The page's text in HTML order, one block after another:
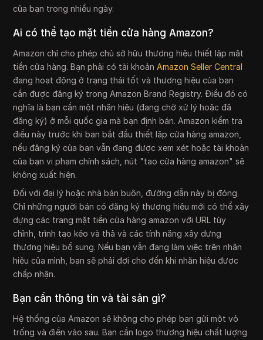
của bạn trong nhiều ngày.
Ai có thể tạo mặt tiền cửa hàng Amazon?
Amazon chỉ cho phép chủ sở hữu thương hiệu thiết lập mặt
tiền cửa hàng. Bạn phải có tài khoảnAmazon Seller Central
đang hoạt động ở trạng thái tốt và thương hiệu của bạn
cần được đăng ký trong Amazon Brand Registry. Điều đó có
nghĩa là bạn cần một nhãn hiệu (đang chờ xử lý hoặc đã
đăng ký) ở mỗi quốc gia mà bạn định bán. Amazon kiểm tra
điều này trước khi bạn bắt đầu thiết lập cửa hàng amazon,
nếu đăng ký của bạn vẫn đang được xem xét hoặc tài khoản
của bạn vi phạm chính sách, nút "tạo cửa hàng amazon" sẽ
không xuất hiện.
Đối với đại lý hoặc nhà bán buôn, đường dẫn này bị đóng.
Chỉ những người bán có đăng ký thương hiệu mới có thể xây
dựng các trang mặt tiền cửa hàng amazon với URL tùy
chỉnh, trình tạo kéo và thả và các tính năng xây dựng
thương hiệu bổ sung. Nếu bạn vẫn đang làm việc trên nhãn
hiệu của mình, bạn sẽ phải đợi cho đến khi nhãn hiệu được
chấp nhận.
Bạn cần thông tin và tài sản gì?
Hệ thống của Amazon sẽ không cho phép bạn gửi một vỏ
trống và điền vào sau. Bạn cần logo thương hiệu chất lượng